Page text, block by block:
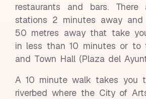
restaurants and bars.
stations 2 minutes away
50 metres away that take
in less than 10 minutes or to
and Town Hall (Plaza del
A 10 minute walk takes you
riverbed where the City of